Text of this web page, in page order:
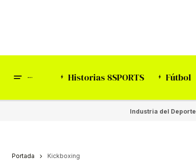
Historias 8SPORTS Fútbol
Industria del Deporte
Portada Kickboxing